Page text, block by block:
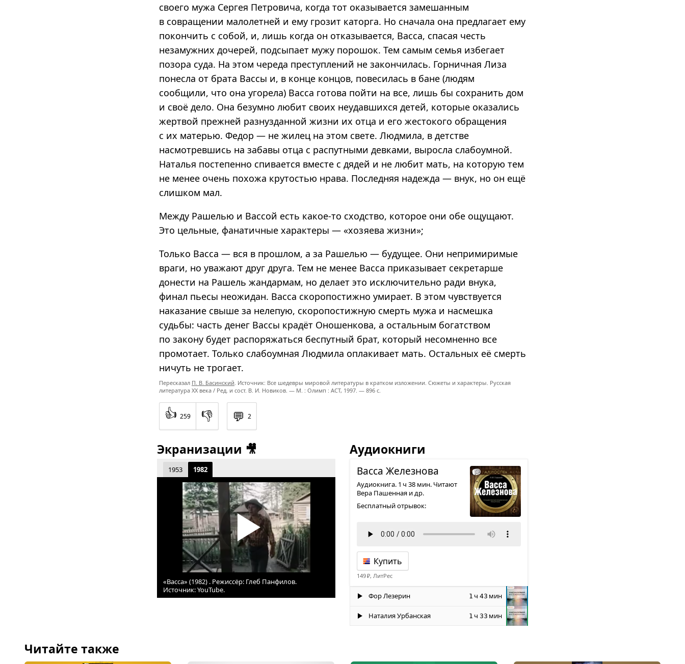
своего мужа Сергея Петровича, когда тот оказывается замешанным
в совращении малолетней и ему грозит каторга. Но сначала она предлагает ему
покончить с собой, и, лишь когда он отказывается, Васса, спасая честь
незамужних дочерей, подсыпает мужу порошок. Тем самым семья избегает
позора суда. На этом череда преступлений не закончилась. Горничная Лиза
понесла от брата Вассы и, в конце концов, повесилась в бане (людям
сообщили, что она угорела) Васса готова пойти на все, лишь бы сохранить дом
и своё дело. Она безумно любит своих неудавшихся детей, которые оказались
жертвой прежней разнузданной жизни их отца и его жестокого обращения
с их матерью. Федор — не жилец на этом свете. Людмила, в детстве
насмотревшись на забавы отца с распутными девками, выросла слабоумной.
Наталья постепенно спивается вместе с дядей и не любит мать, на которую тем
не менее очень похожа крутостью нрава. Последняя надежда — внук, но он ещё
слишком мал.
Между Рашелью и Вассой есть какое-то сходство, которое они обе ощущают.
Это цельные, фанатичные характеры — «хозяева жизни»;
Только Васса — вся в прошлом, а за Рашелью — будущее. Они непримиримые
враги, но уважают друг друга. Тем не менее Васса приказывает секретарше
донести на Рашель жандармам, но делает это исключительно ради внука,
финал пьесы неожидан. Васса скоропостижно умирает. В этом чувствуется
наказание свыше за нелепую, скоропостижную смерть мужа и насмешка
судьбы: часть денег Вассы крадёт Оношенкова, а остальным богатством
по закону будет распоряжаться беспутный брат, который несомненно все
промотает. Только слабоумная Людмила оплакивает мать. Остальных её смерть
ничуть не трогает.
Пересказал П. В. Басинский. Источник: Все шедевры мировой литературы в кратком изложении. Сюжеты и характеры. Русская
литература XX века / Ред. и сост. В. И. Новиков. — М. : Олимп : ACT, 1997. — 896 с.
👍 259 👎 💬 2
Экранизации 🎥
1953 1982
«Васса» (1982) . Режиссёр: Глеб Панфилов.
Источник: YouTube.
Аудиокниги
Васса Желез­нова
Аудиокнига. 1 ч 38 мин. Читают
Вера Пашенная и др.
Бесплатный отрывок:
Купить
149 ₽, ЛитРес
Фор Лезерин 1 ч 43 мин
Наталия Урбанская 1 ч 33 мин
Читайте также